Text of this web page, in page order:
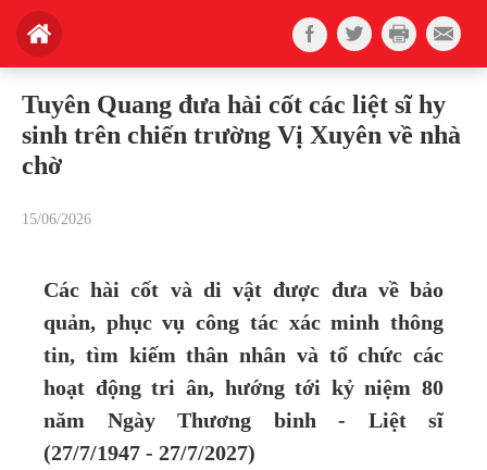
Tuyên Quang đưa hài cốt các liệt sĩ hy
sinh trên chiến trường Vị Xuyên về nhà
chờ
15/06/2026
Các hài cốt và di vật được đưa về bảo
quản, phục vụ công tác xác minh thông
tin, tìm kiếm thân nhân và tổ chức các
hoạt động tri ân, hướng tới kỷ niệm 80
năm Ngày Thương binh - Liệt sĩ
(27/7/1947 - 27/7/2027)